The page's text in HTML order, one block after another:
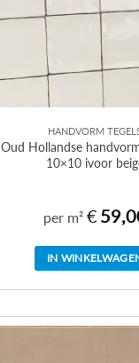
HANDVORM
Oud Hollandse
10×10 ivoor
per m² €
IN